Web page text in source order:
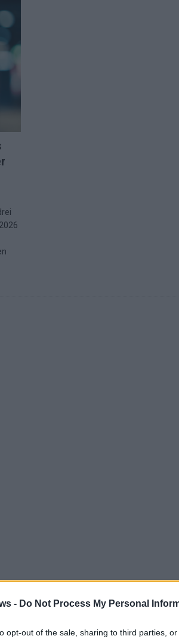
- Do Not Process My Personal
opt-out of the sale, sharing to third parties,
Jurys – die Geschichte der ESC-Wertung als Spiegel
vier Big-Four-Länder, ein Gastgeber – alle
2: Dänemark vorne, Aserbaidschan chancenlos –
Café, neue Westernstadt: Der Europa-Park 2026
problematisch, Deutschland strukturell